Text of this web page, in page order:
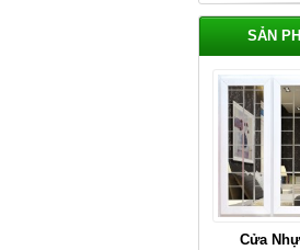
SẢN
Cửa